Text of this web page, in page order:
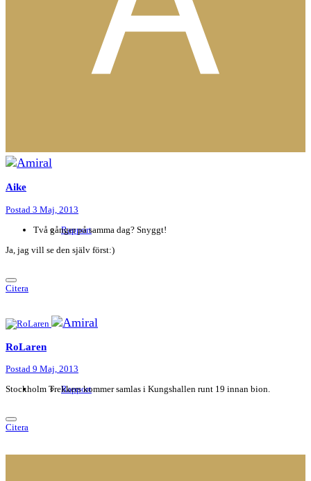
Aike
Postad 3 Maj, 2013
Rapport
Två gånger på samma dag? Snyggt!
Ja, jag vill se den själv först:)
Citera
RoLaren
Postad 9 Maj, 2013
Rapport
Stockholm Trekkers kommer samlas i Kungshallen runt 19 innan bion.
Citera